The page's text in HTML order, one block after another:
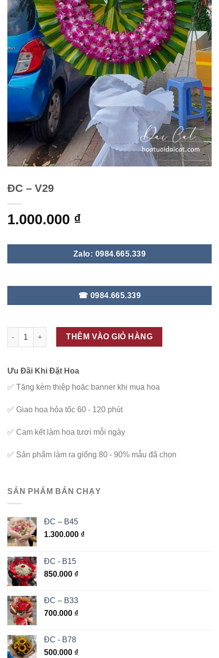
ĐC – V29
1.000.000 ₫
Zalo: 0984.665.339
☎ 0984.665.339
ĐC - V29 số lượng
THÊM VÀO GIỎ HÀNG
Ưu Đãi Khi Đặt Hoa
✅ Tặng kèm thiệp hoặc banner khi mua hoa
✅ Giao hoa hỏa tốc 60 - 120 phút
✅ Cam kết làm hoa tươi mỗi ngày
✅ Sản phẩm làm ra giống 80 - 90% mẫu đã chọn
SẢN PHẨM BÁN CHẠY
ĐC – B45
1.300.000 ₫
ĐC - B15
850.000 ₫
ĐC – B33
700.000 ₫
ĐC - B78
500.000 ₫